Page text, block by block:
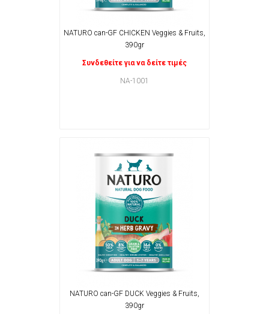
NATURO can-GF CHICKEN Veggies & Fruits,
390gr
Συνδεθείτε για να δείτε τιμές
NA-1001
NATURO can-GF DUCK Veggies & Fruits,
390gr